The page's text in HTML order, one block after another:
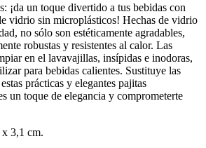
¡da un toque divertido a tus bebidas con
vidrio sin microplásticos! Hechas de vidrio
no sólo son estéticamente agradables,
robustas y resistentes al calor. Las
en el lavavajillas, insípidas e inodoras,
para bebidas calientes. Sustituye las
prácticas y elegantes pajitas
un toque de elegancia y comprometerte
3,1 cm.